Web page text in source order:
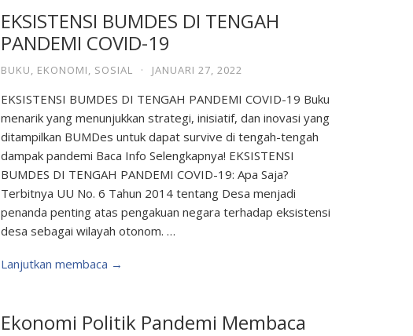
EKSISTENSI BUMDES DI TENGAH
PANDEMI COVID-19
BUKU EKONOMI SOSIAL · JANUARI 27, 2022
EKSISTENSI BUMDES DI TENGAH PANDEMI COVID-19 Buku
menarik yang menunjukkan strategi, inisiatif, dan inovasi yang
ditampilkan BUMDes untuk dapat survive di tengah-tengah
dampak pandemi Baca Info Selengkapnya! EKSISTENSI
BUMDES DI TENGAH PANDEMI COVID-19: Apa Saja?
Terbitnya UU No. 6 Tahun 2014 tentang Desa menjadi
penanda penting atas pengakuan negara terhadap eksistensi
desa sebagai wilayah otonom. …
Lanjutkan membaca →
Ekonomi Politik Pandemi Membaca